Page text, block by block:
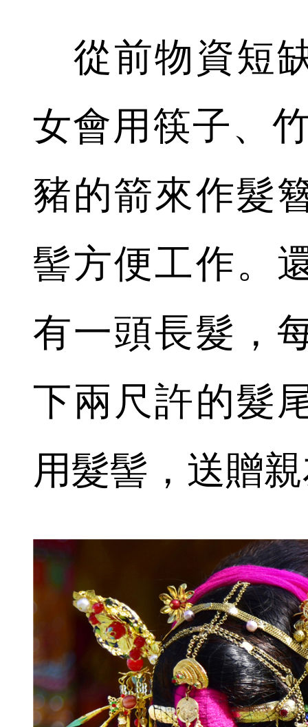
從前物資短
女會用筷子、
豬的箭來作髮
髻方便工作。
有一頭長髮，
下兩尺許的髮
用髮髻，送贈